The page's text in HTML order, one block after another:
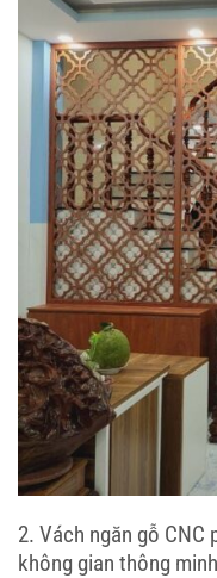
2. Vách ngăn gỗ CNC
không gian thông